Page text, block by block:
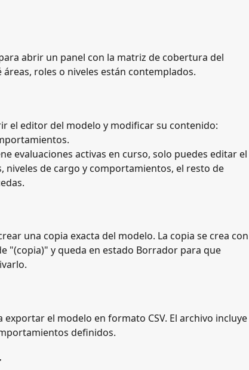
abrir un panel con la matriz de cobertura del
roles o niveles están contemplados.
el editor del modelo y modificar su contenido:
evaluaciones activas en curso, solo puedes editar el
niveles de cargo y comportamientos, el resto de
una copia exacta del modelo. La copia se crea con
"(copia)" y queda en estado Borrador para que
exportar el modelo en formato CSV. El archivo incluye
definidos.